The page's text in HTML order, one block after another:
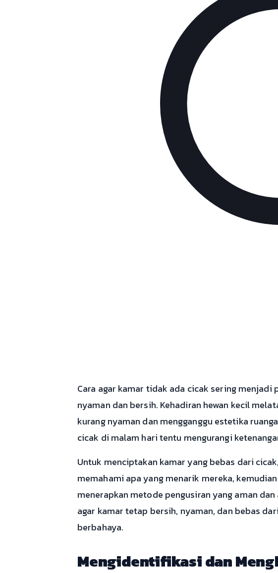
Cara agar kamar tidak ada cicak sering
nyaman dan bersih. Kehadiran hewan kecil
kurang nyaman dan mengganggu estetika
cicak di malam hari tentu mengurangi
Untuk menciptakan kamar yang bebas dari
memahami apa yang menarik mereka,
menerapkan metode pengusiran yang aman
agar kamar tetap bersih, nyaman, dan bebas
berbahaya.
Mengidentifikasi dan